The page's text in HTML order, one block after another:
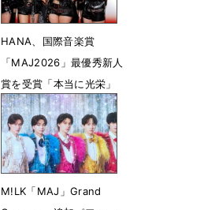
HANA、国際音楽賞
「MAJ2026」最優秀新人
賞を受賞「本当に光栄」
6月13日 20時38分
M!LK「MAJ」Grand